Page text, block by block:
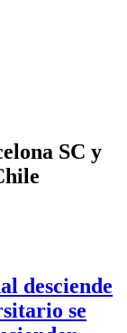
SC y
desciende
se